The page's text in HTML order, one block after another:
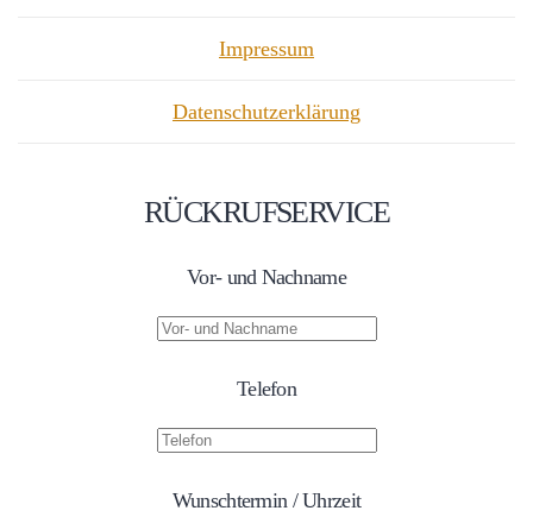
Impressum
Datenschutzerklärung
RÜCKRUFSERVICE
Vor- und Nachname
Telefon
Wunschtermin / Uhrzeit